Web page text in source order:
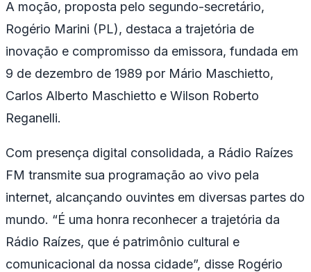
A moção, proposta pelo segundo-secretário,
Rogério Marini (PL), destaca a trajetória de
inovação e compromisso da emissora, fundada em
9 de dezembro de 1989 por Mário Maschietto,
Carlos Alberto Maschietto e Wilson Roberto
Reganelli.
Com presença digital consolidada, a Rádio Raízes
FM transmite sua programação ao vivo pela
internet, alcançando ouvintes em diversas partes do
mundo. “É uma honra reconhecer a trajetória da
Rádio Raízes, que é patrimônio cultural e
comunicacional da nossa cidade”, disse Rogério